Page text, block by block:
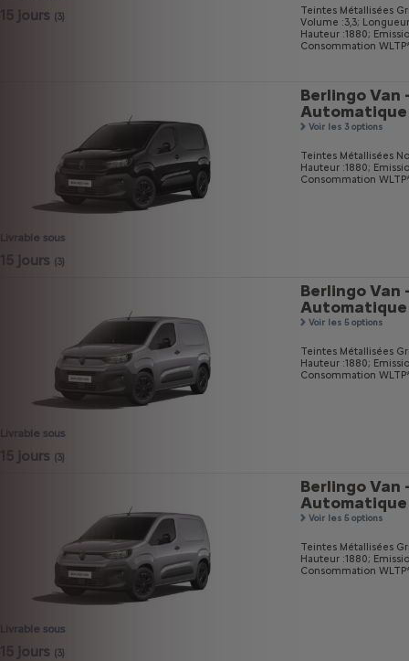
15 jours (3)
Teintes Métallisées
Volume :3,3;
Hauteur :1880;
Consommation
Livrable sous
15 jours (3)
Berlingo Van
Automatique
Voir les 3 options
Teintes Métallisées
Hauteur :1880;
Consommation
Livrable sous
15 jours (3)
Berlingo Van
Automatique
Voir les 5 options
Teintes Métallisées
Hauteur :1880;
Consommation
Livrable sous
15 jours (3)
Berlingo Van
Automatique
Voir les 5 options
Teintes Métallisées
Hauteur :1880;
Consommation